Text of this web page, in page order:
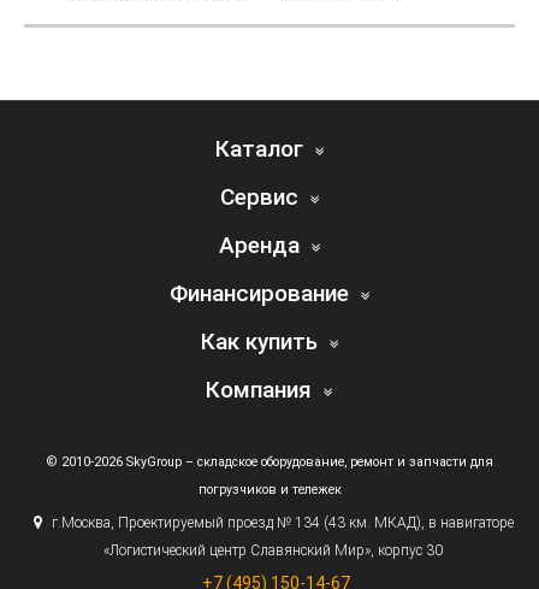
Каталог
Сервис
Аренда
Финансирование
Как купить
Компания
© 2010-2026 SkyGroup – складское оборудование, ремонт и запчасти для
погрузчиков и тележек
г.Москва, Проектируемый проезд № 134 (43км. МКАД), в навигаторе
«Логистический центр Славянский Мир», корпус 30
+7 (495) 150-14-67